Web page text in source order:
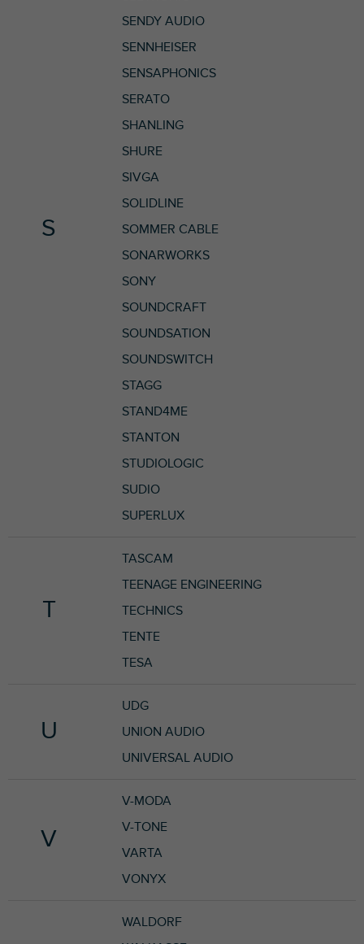
S
SENDY AUDIO
SENNHEISER
SENSAPHONICS
SERATO
SHANLING
SHURE
SIVGA
SOLIDLINE
SOMMER CABLE
SONARWORKS
SONY
SOUNDCRAFT
SOUNDSATION
SOUNDSWITCH
STAGG
STAND4ME
STANTON
STUDIOLOGIC
SUDIO
SUPERLUX
T
TASCAM
TEENAGE ENGINEERING
TECHNICS
TENTE
TESA
U
UDG
UNION AUDIO
UNIVERSAL AUDIO
V
V-MODA
V-TONE
VARTA
VONYX
WALDORF